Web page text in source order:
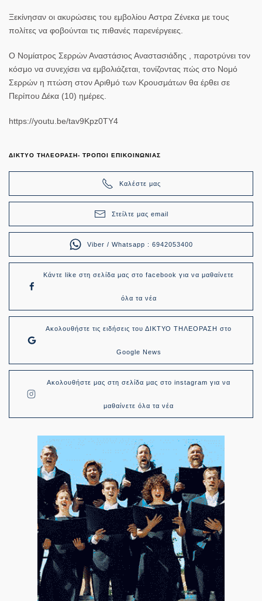
Ξεκίνησαν οι ακυρώσεις του εμβολίου Αστρα Ζένεκα με τους
πολίτες να φοβούνται τις πιθανές παρενέργειες.
Ο Νομίατρος Σερρών Αναστάσιος Αναστασιάδης , παροτρύνει τον
κόσμο να συνεχίσει να εμβολιάζεται, τονίζοντας πώς στο Νομό
Σερρών η πτώση στον Αριθμό των Κρουσμάτων θα έρθει σε
Περίπου Δέκα (10) ημέρες.
https://youtu.be/tav9Kpz0TY4
ΔΙΚΤΥΟ ΤΗΛΕΟΡΑΣΗ- ΤΡΟΠΟΙ ΕΠΙΚΟΙΝΩΝΙΑΣ
Καλέστε μας
Στείλτε μας email
Viber / Whatsapp : 6942053400
Κάντε like στη σελίδα μας στο facebook για να μαθαίνετε
όλα τα νέα
Ακολουθήστε τις ειδήσεις του ΔΙΚΤΥΟ ΤΗΛΕΟΡΑΣΗ στο
Google News
Ακολουθήστε μας στη σελίδα μας στο instagram για να
μαθαίνετε όλα τα νέα